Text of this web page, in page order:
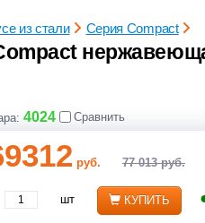
из стали Серия Compact
4024 Сравнить
руб. 77 013 руб.
шт КУПИТЬ